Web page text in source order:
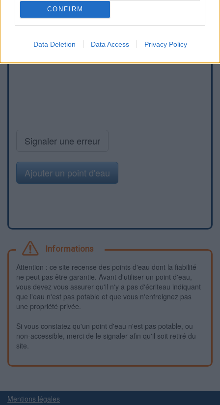
CONFIRM
Data Deletion Data Access Privacy Policy
Signaler une erreur
Ajouter un point d'eau
Informations
Attention : ce site recense des points d'eau dont la fiabilité
ne peut pas être garantie. Avant d'utiliser un point d'eau,
vous devez vous assurer qu'il n'y a pas d'écriteau indiquant
que l'eau n'est pas potable et que vous n'enfreignez pas
une propriété privée.
Si vous constatez qu'un point d'eau n'est pas potable, ou
non-accessible, merci de le signaler afin qu'il soit retiré du
site.
Mentions légales